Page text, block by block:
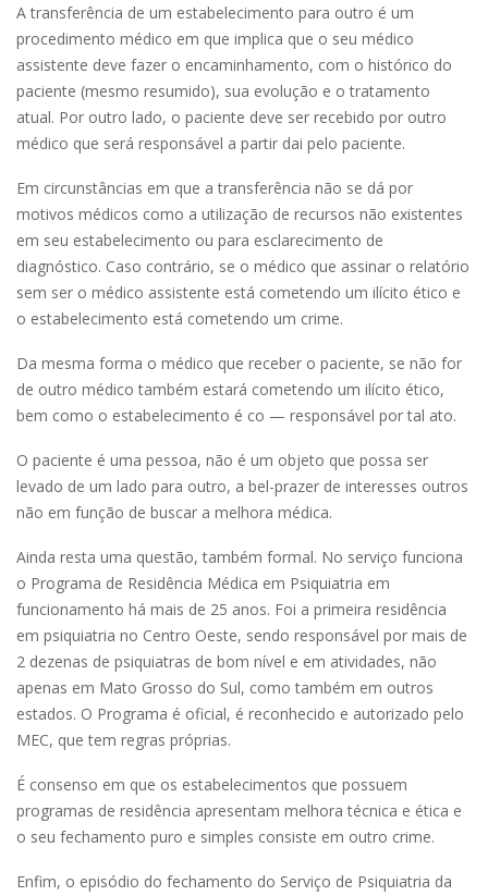
A transferência de um estabelecimento para outro é um
procedimento médico em que implica que o seu médico
assistente deve fazer o encaminhamento, com o histórico do
paciente (mesmo resumido), sua evolução e o tratamento
atual. Por outro lado, o paciente deve ser recebido por outro
médico que será responsável a partir dai pelo paciente.
Em circunstâncias em que a transferência não se dá por
motivos médicos como a utilização de recursos não existentes
em seu estabelecimento ou para esclarecimento de
diagnóstico. Caso contrário, se o médico que assinar o relatório
sem ser o médico assistente está cometendo um ilícito ético e
o estabelecimento está cometendo um crime.
Da mesma forma o médico que receber o paciente, se não for
de outro médico também estará cometendo um ilícito ético,
bem como o estabelecimento é co — responsável por tal ato.
O paciente é uma pessoa, não é um objeto que possa ser
levado de um lado para outro, a bel-prazer de interesses outros
não em função de buscar a melhora médica.
Ainda resta uma questão, também formal. No serviço funciona
o Programa de Residência Médica em Psiquiatria em
funcionamento há mais de 25 anos. Foi a primeira residência
em psiquiatria no Centro Oeste, sendo responsável por mais de
2 dezenas de psiquiatras de bom nível e em atividades, não
apenas em Mato Grosso do Sul, como também em outros
estados. O Programa é oficial, é reconhecido e autorizado pelo
MEC, que tem regras próprias.
É consenso em que os estabelecimentos que possuem
programas de residência apresentam melhora técnica e ética e
o seu fechamento puro e simples consiste em outro crime.
Enfim, o episódio do fechamento do Serviço de Psiquiatria da